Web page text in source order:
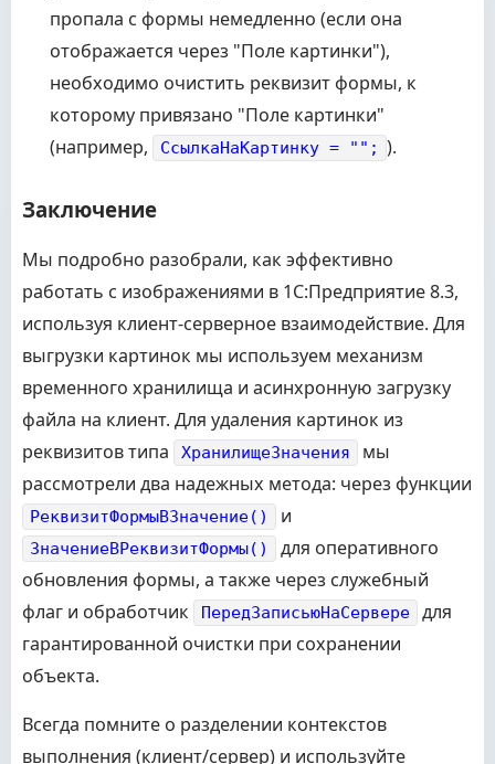
пропала с формы немедленно (если она
отображается через "Поле картинки"),
необходимо очистить реквизит формы, к
которому привязано "Поле картинки"
(например,
СсылкаНаКартинку = ""; ).
Заключение
Мы подробно разобрали, как эффективно
работать с изображениями в 1С:Предприятие 8.3,
используя клиент-серверное взаимодействие. Для
выгрузки картинок мы используем механизм
временного хранилища и асинхронную загрузку
файла на клиент. Для удаления картинок из
реквизитов типа
ХранилищеЗначения
мы
рассмотрели два надежных метода: через функции
РеквизитФормыВЗначение() и
ЗначениеВРеквизитФормы()
для оперативного
обновления формы, а также через служебный
флаг и обработчик
ПередЗаписьюНаСервере
для
гарантированной очистки при сохранении
объекта.
Всегда помните о разделении контекстов
выполнения (клиент/сервер) и используйте